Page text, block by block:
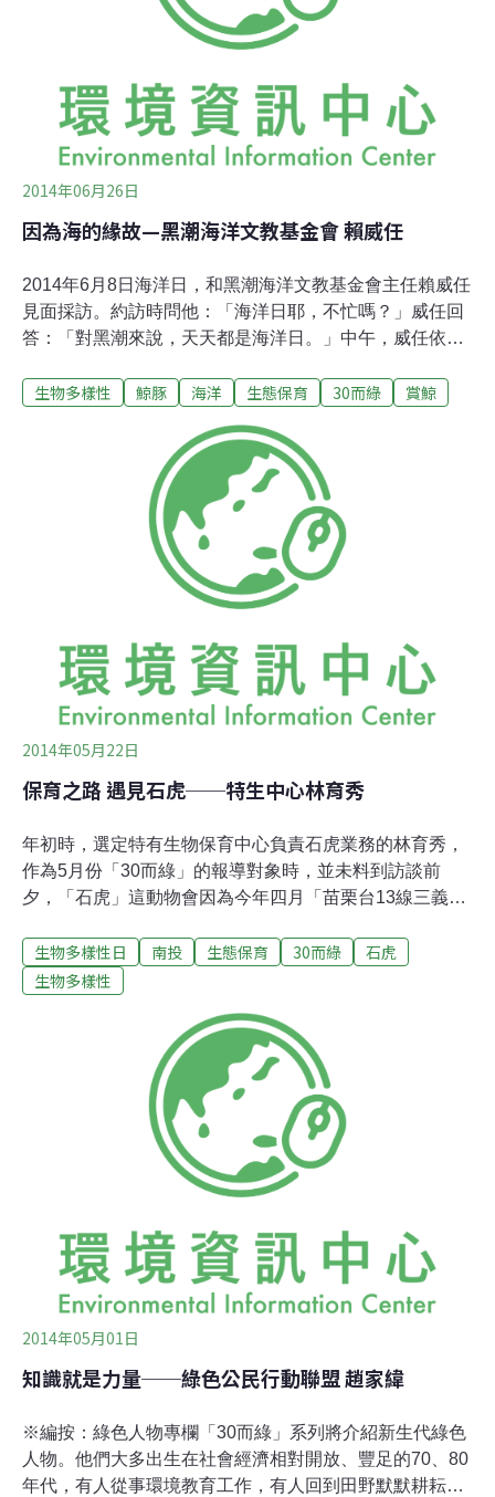
妹都曾經受到他的捉弄：「小時有次我妹惹我生氣。我就
跑去她書桌旁，把她的抽屜一張張拉出來，然後把裡頭她
在她桌上，再去拿一罐墨汁來，淋在上面。」「欺上瞞
2014年06月26日
因為海的緣故—黑潮海洋文教基金會 賴威任
2014年6月8日海洋日，和黑潮海洋文教基金會主任賴威任
見面採訪。約訪時問他：「海洋日耶，不忙嗎？」威任回
答：「對黑潮來說，天天都是海洋日。」中午，威任依約
跑到七星潭淨灘。威任對海的感情，內化在日常生活的實
圾—一次性塑膠容器，擇善固執的賴主任，會要求購買者
寫一張「悔過書」。2009年七月，報名黑潮海洋解說營的
緣故，我在面談時認識威任，眼神樸質而溫和，如同後來
我認識的許多黑友們。當時威任剛從解說志工轉任專職，
和黑潮結緣已超過十年。1999年，大學畢業的賴威任原先
在母校文化大學系辦工作，因為在台北誠品聽了一場黑潮
創辦人廖鴻基老師的演講而受到觸動，因緣際會下，到東
鼓勵下，旁聽許多觀光所開設的生態相關課程，打開了生
態之眼。十幾年來，威任與黑潮的緣分沒
生物多樣性 鯨豚 海洋 生態保育 30而綠 賞鯨
2014年05月22日
保育之路 遇見石虎──特生中心林育秀
年初時，選定特有生物保育中心負責石虎業務的林育秀，
作為5月份「30而綠」的報導對象時，並未料到訪談前
夕，「石虎」這動物會因為今年四月「苗栗台13線三義外
林育秀從2010年起與石虎結緣，這些年來，她除了工作上
的投入，也運用公餘的時間心力，致力於石虎的保育工
滾的童年林育秀出生在大甲溪畔、台中東勢的石城鄉間，
從家門口望出去，就看得見波光粼粼的大甲溪，爺爺是農
夫，爸爸是建築工人。爺爺上山照顧橘子園的時候，常常
把她帶在身旁，任她在橘子園裡自由玩耍。「我就會想像
自己是一個樹人，躺在樹枝的分叉上。」
生物多樣性日 南投 生態保育 30而綠
石虎
生物多樣性
2014年05月01日
知識就是力量──綠色公民行動聯盟 趙家緯
※編按：綠色人物專欄「30而綠」系列將介紹新生代綠色
人物。他們大多出生在社會經濟相對開放、豐足的70、80
年代，有人從事環境教育工作，有人回到田野默默耕耘，